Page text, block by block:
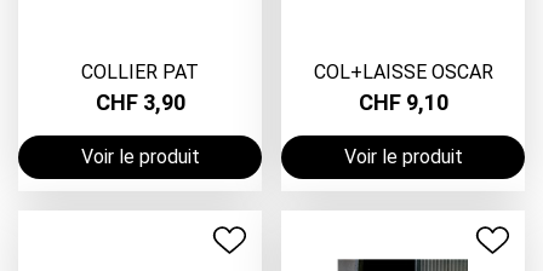
COLLIER PAT
CHF 3,90
Voir le produit
COL+LAISSE OSCAR
CHF 9,10
Voir le produit